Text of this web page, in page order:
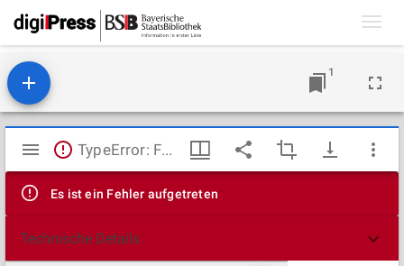
1
Mirador
Viewer
TypeError: Failed to fetch
Es ist ein Fehler aufgetreten
Technische Details